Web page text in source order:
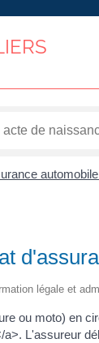
légale et
ou moto) en
L'assureur